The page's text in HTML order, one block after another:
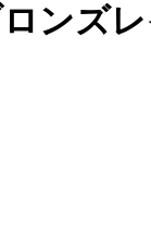
ンズ